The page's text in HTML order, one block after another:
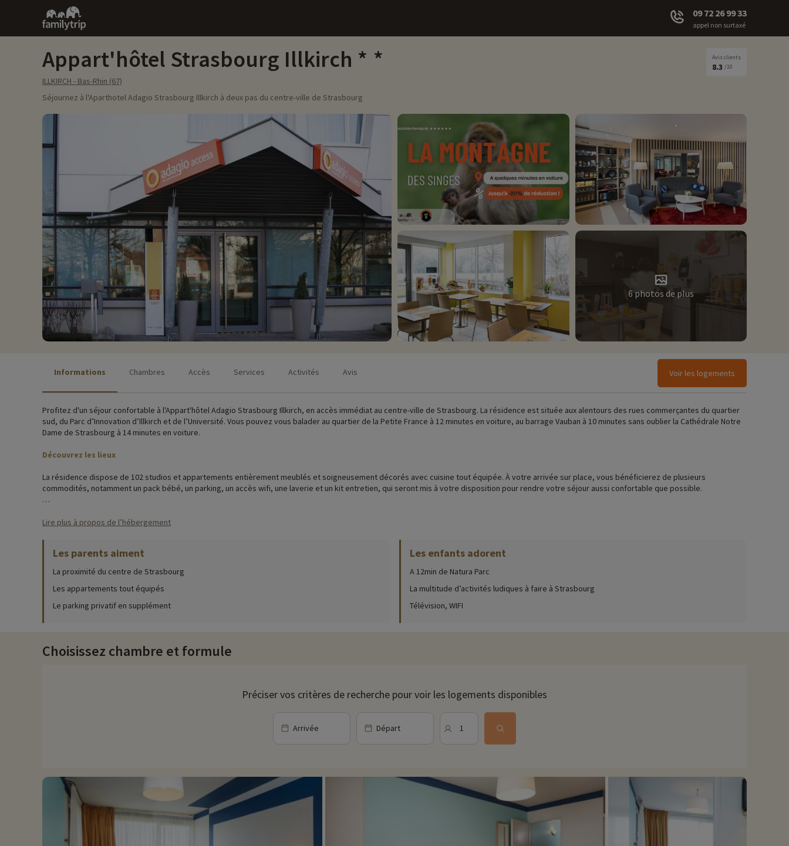
Family
trip
09 72 26 99 33
appel non surtaxé
Appart'hôtel Strasbourg Illkirch
ILLKIRCH - Bas-Rhin (67)
Avis clients
8.3 /10
Séjournez à l'Aparthotel Adagio Strasbourg Illkirch à deux pas du centre-ville de Strasbourg
6 photos de plus
Informations Chambres Accès Services Activités Avis Voir les logements
Profitez d'un séjour confortable à l'Appart'hôtel Adagio Strasbourg Illkirch, en accès immédiat au centre-ville de Strasbourg. La résidence est située aux alentours des rues commerçantes du quartier
sud, du Parc d’Innovation d’Illkirch et de l’Université. Vous pouvez vous balader au quartier de la Petite France à 12 minutes en voiture, au barrage Vauban à 10 minutes sans oublier la Cathédrale Notre
Dame de Strasbourg à 14 minutes en voiture.
Découvrez les lieux
La résidence dispose de 102 studios et appartements entièrement meublés et soigneusement décorés avec cuisine tout équipée. À votre arrivée sur place, vous bénéficierez de plusieurs
commodités, notamment un pack bébé, un parking, un accès wifi, une laverie et un kit entretien, qui seront mis à votre disposition pour rendre votre séjour aussi confortable que possible.
colombages invitent à une promenade enchanteresse le long des canaux, offrant aux visiteurs un voyage dans le temps. Le Parlement européen, symbole de l'intégration européenne, ouvre ses
portes pour des visites instructives sur le fonctionnement de l'Union européenne. Une croisière tranquille sur la rivière Ill offre une perspective unique sur les trésors architecturaux de la ville, tandis
que les marchés de Noël illuminent la saison hivernale avec leurs étals colorés et leurs délices culinaires traditionnels alsaciens.
Pour les amateurs d'art et d'histoire, les nombreux musées de Strasbourg, tels que le Musée Alsacien et le Musée d'Art Moderne et Contemporain, offrent des expositions captivantes. Les gourmands
pourront se régaler de la cuisine alsacienne dans les restaurants traditionnels, savourant des plats tels que la choucroute et la tarte flambée. Pour une expérience plus active, une balade à vélo le long
des berges de l'Ill permet d'explorer la ville tout en profitant de la beauté naturelle des environs. Strasbourg offre ainsi un mélange unique de culture, d'histoire, de gastronomie et de loisirs,
Chez Familytrip nous découvrons chaque année de nouvelles activités famille à proximité de nos hébergements : zoo, aquarium...Si nous avons déjà négocié des activités, elles sont réservables avec
Lire plus à propos de l’hébergement
Les parents aiment
La proximité du centre de Strasbourg
Les appartements tout équipés
Le parking privatif en supplément
Les enfants adorent
A 12min de Natura Parc
La multitude d’activités ludiques à faire à Strasbourg
Télévision, WIFI
Choisissez chambre et formule
Préciser vos critères de recherche pour voir les logements disponibles
Arrivée Départ 1